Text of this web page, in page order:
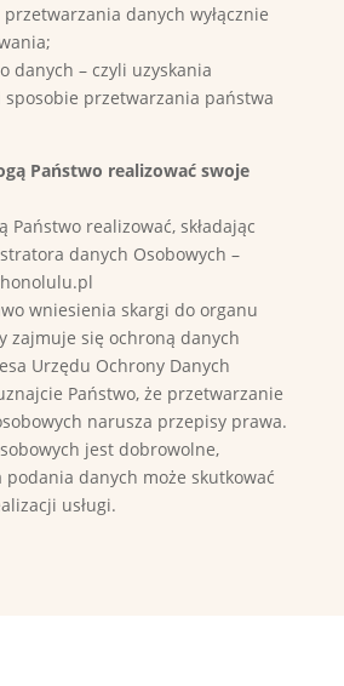
danych wyłącznie
danych – czyli uzyskania
przetwarzania państwa
Państwo realizować swoje
Państwo realizować, składając
danych Osobowych –
wniesienia skargi do organu
zajmuje się ochroną danych
Urzędu Ochrony Danych
Państwo, że przetwarzanie
narusza przepisy prawa.
jest dobrowolne,
podania danych może skutkować
usługi.